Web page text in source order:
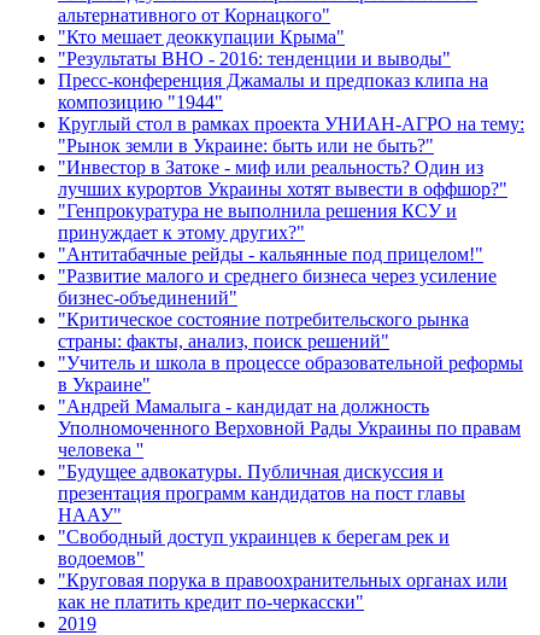
альтернативного от Корнацкого"
"Кто мешает деоккупации Крыма"
"Результаты ВНО - 2016: тенденции и выводы"
Пресс-конференция Джамалы и предпоказ клипа на
композицию "1944"
Круглый стол в рамках проекта УНИАН-АГРО на тему:
"Рынок земли в Украине: быть или не быть?"
"Инвестор в Затоке - миф или реальность? Один из
лучших курортов Украины хотят вывести в оффшор?"
"Генпрокуратура не выполнила решения КСУ и
принуждает к этому других?"
"Антитабачные рейды - кальянные под прицелом!"
"Развитие малого и среднего бизнеса через усиление
бизнес-объединений"
"Критическое состояние потребительского рынка
страны: факты, анализ, поиск решений"
"Учитель и школа в процессе образовательной реформы
в Украине"
"Андрей Мамалыга - кандидат на должность
Уполномоченного Верховной Рады Украины по правам
человека ''
"Будущее адвокатуры. Публичная дискуссия и
презентация программ кандидатов на пост главы
НААУ"
"Свободный доступ украинцев к берегам рек и
водоемов"
"Круговая порука в правоохранительных органах или
как не платить кредит по-черкасски"
2019